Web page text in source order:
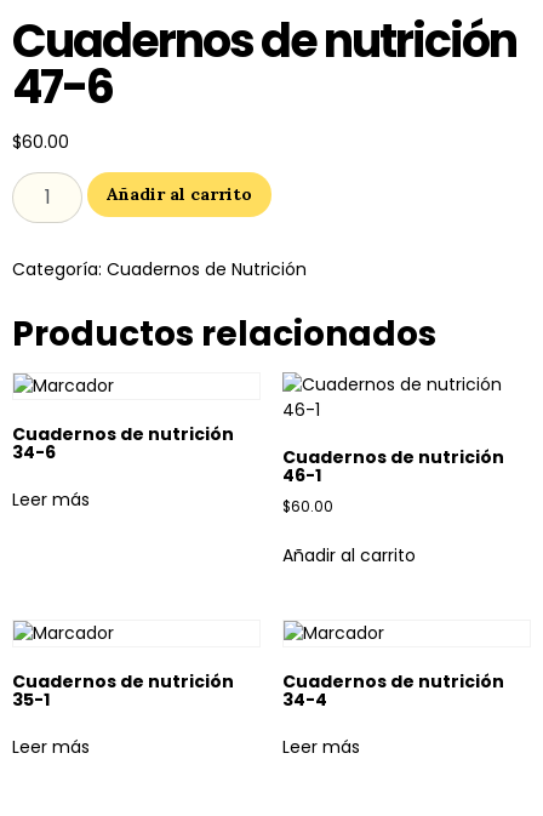
Cuadernos de nutrición
47-6
$60.00
Añadir al carrito
Categoría: Cuadernos de Nutrición
Productos relacionados
Cuadernos de nutrición
34-6
Leer más
Cuadernos de nutrición
46-1
$60.00
Añadir al carrito
Cuadernos de nutrición
35-1
Leer más
Cuadernos de nutrición
34-4
Leer más